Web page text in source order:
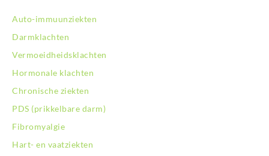
Auto-immuunziekten
Darmklachten
Vermoeidheidsklachten
Hormonale klachten
Chronische ziekten
PDS (prikkelbare darm)
Fibromyalgie
Hart- en vaatziekten